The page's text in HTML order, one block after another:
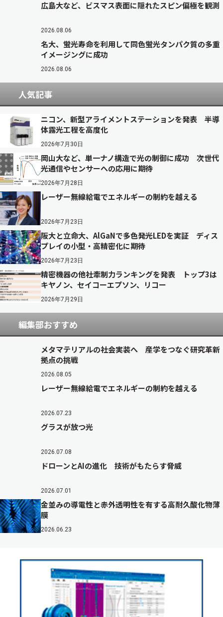
広島大など、ビスマス表面に隠れたスピン偏極を観測
2026.08.06
名大、蛍光寿命を利用して同色蛍光タンパク質の多重
イメージングに成功
2026.08.06
人気記事
ニコン、新型アライメントステーションを発表 半導
体露光工程を高度化
2026年7月30日
岡山大など、単一ナノ構造で光の制御に成功 次世代
光通信やセンサーへの応用に期待
2026年7月28日
レーザー無線給電でエネルギーの制約を越える
2026年7月23日
阪大と立命大、AlGaNで多色発光LEDを実証 ディス
プレイの小型・高精密化に期待
2026年7月23日
精密機器の他社牽制力ランキングを発表 トップ3は
キヤノン、セイコーエプソン、リコー
2026年7月29日
編集部おすすめ
メタマテリアルの社会実装へ 産学をつなぐ研究革新
拠点の挑戦
2026.08.05
レーザー無線給電でエネルギーの制約を越える
2026.07.23
グラスが放つ光
2026.07.08
ドローンとAIの進化 技術がもたらす脅威
2026.07.01
金並みの導電性と赤外透明性を有する高耐久酸化物薄
膜
2026.06.23